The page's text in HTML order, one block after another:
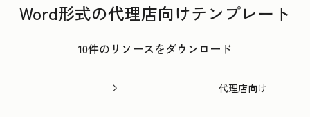
Word形式の代理店向けテンプレート
10件のリソースをダウンロード
代理店向け